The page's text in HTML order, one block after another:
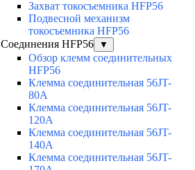
Захват токосъемника HFP56
Подвесной механизм
токосъемника HFP56
Соединения HFP56
▼
Обзор клемм соединительных
HFP56
Клемма соединительная 56JT-
80A
Клемма соединительная 56JT-
120A
Клемма соединительная 56JT-
140A
Клемма соединительная 56JT-